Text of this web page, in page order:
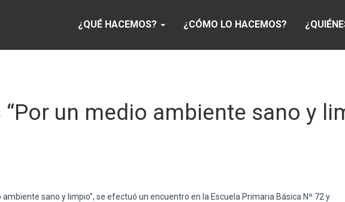
¿QUÉ HACEMOS? ¿CÓMO LO HACEMOS?
un medio ambiente sano y
ambiente sano y limpio”, se efectuó un encuentro en la Escuela Primaria Básica Nº 72 y